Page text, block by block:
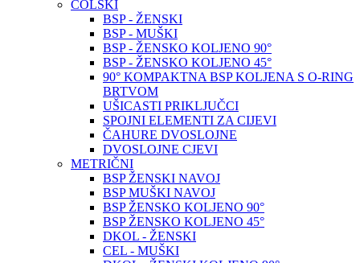
COLSKI
BSP - ŽENSKI
BSP - MUŠKI
BSP - ŽENSKO KOLJENO 90°
BSP - ŽENSKO KOLJENO 45°
90° KOMPAKTNA BSP KOLJENA S O-RING
BRTVOM
UŠICASTI PRIKLJUČCI
SPOJNI ELEMENTI ZA CIJEVI
ČAHURE DVOSLOJNE
DVOSLOJNE CJEVI
METRIČNI
BSP ŽENSKI NAVOJ
BSP MUŠKI NAVOJ
BSP ŽENSKO KOLJENO 90°
BSP ŽENSKO KOLJENO 45°
DKOL - ŽENSKI
CEL - MUŠKI